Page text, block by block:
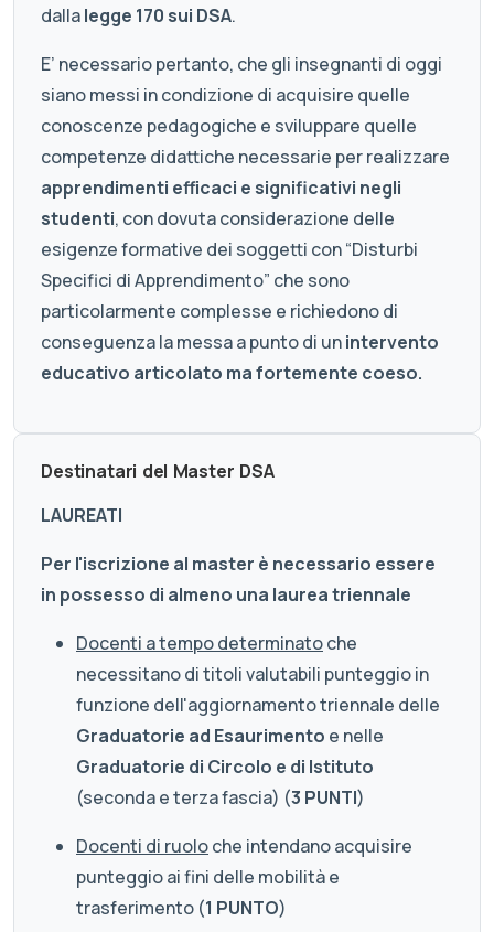
dallalegge 170 sui DSA.
E’ necessario pertanto, che gli insegnanti di oggi
siano messi in condizione di acquisire quelle
conoscenze pedagogiche e sviluppare quelle
competenze didattiche necessarie per realizzare
apprendimenti efficaci e significativi negli
studenti, con dovuta considerazione delle
esigenze formative dei soggetti con “Disturbi
Specifici di Apprendimento” che sono
particolarmente complesse e richiedono di
conseguenza la messa a punto di unintervento
educativo articolato ma fortemente coeso.
Destinatari del Master DSA
LAUREATI
Per l'iscrizione al master è necessario essere
in possesso di almeno una laurea triennale
Docenti a tempo determinatoche
necessitano di titoli valutabili punteggio in
funzione dell'aggiornamento triennale delle
Graduatorie ad Esaurimento e nelle
Graduatorie di Circolo e di Istituto
(seconda e terza fascia) (3 PUNTI)
Docenti di ruoloche intendano acquisire
punteggio ai fini delle mobilità e
trasferimento (1 PUNTO)